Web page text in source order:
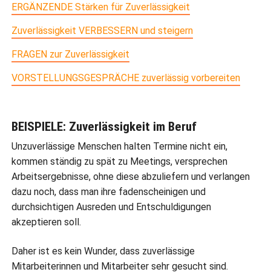
ERGÄNZENDE Stärken für Zuverlässigkeit
Zuverlässigkeit VERBESSERN und steigern
FRAGEN zur Zuverlässigkeit
VORSTELLUNGSGESPRÄCHE zuverlässig vorbereiten
BEISPIELE: Zuverlässigkeit im Beruf
Unzuverlässige Menschen halten Termine nicht ein,
kommen ständig zu spät zu Meetings, versprechen
Arbeitsergebnisse, ohne diese abzuliefern und verlangen
dazu noch, dass man ihre fadenscheinigen und
durchsichtigen Ausreden und Entschuldigungen
akzeptieren soll.
Daher ist es kein Wunder, dass zuverlässige
Mitarbeiterinnen und Mitarbeiter sehr gesucht sind.